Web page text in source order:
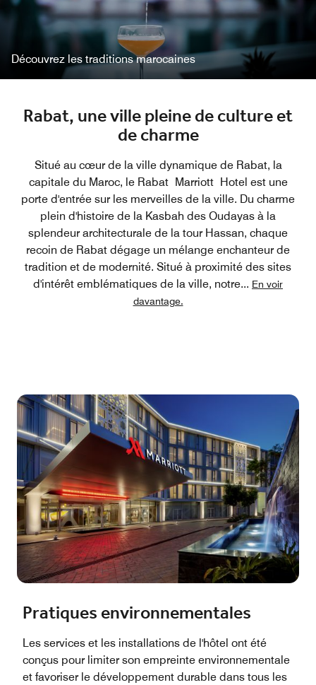
Découvrez les traditions marocaines
Rabat, une ville pleine de culture et
de charme
Situé au cœur de la ville dynamique de Rabat, la
capitale du Maroc, le Rabat Marriott Hotel est une
porte d'entrée sur les merveilles de la ville. Du charme
plein d'histoire de la Kasbah des Oudayas à la
splendeur architecturale de la tour Hassan, chaque
recoin de Rabat dégage un mélange enchanteur de
tradition et de modernité. Situé à proximité des sites
d'intérêt emblématiques de la ville, notre... En voir
davantage.
Pratiques environnementales
Les services et les installations de l'hôtel ont été
conçus pour limiter son empreinte environnementale
et favoriser le développement durable dans tous les